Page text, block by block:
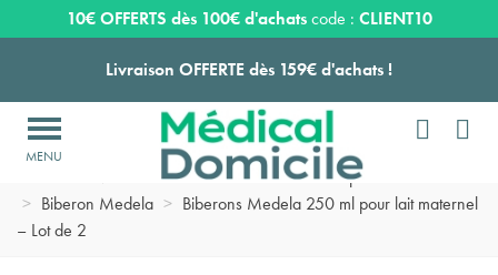
Maternité > Produits et accessoires pour allaitement
> Biberon Medela > Biberons Medela 250 ml pour lait maternel
– Lot de 2
10€ OFFERTS dès 100€ d'achatscode : CLIENT10
Livraison OFFERTE dès 159€ d'achats !
Payez en 3 ou 4 fois SANS FRAIS à partir de 100
Expédition sous 24 à 48 heures ouvrées*

